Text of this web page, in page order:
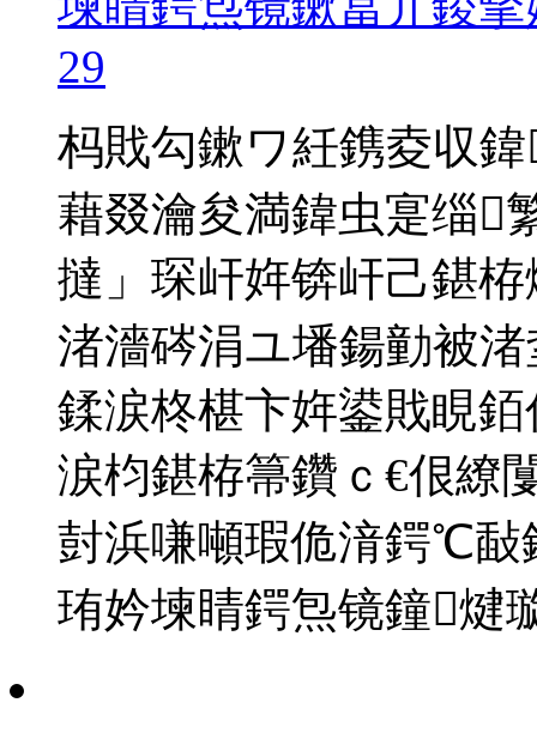
29
杩戝勾鏉ワ紝鎸夌収
藉叕瀹夋満鍏虫寔缁
撻」琛屽姩锛屽己鍖
渚濇硶涓ユ墦鍚勭被
鍒涙柊椹卞姩鍙戝睍
涙枃鍖栫箒鑽ｃ€佷繚
尌浜嗛噸瑕佹湇鍔℃敮
珛妗堜睛鍔炰镜鐘煡